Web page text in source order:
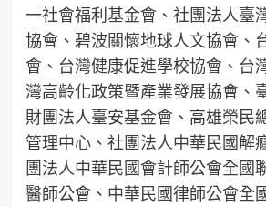
一社會福利基金會、社團法人臺
協會、碧波關懷地球人文協會、
會、台灣健康促進學校協會、台
灣高齡化政策暨產業發展協會、
財團法人臺安基金會、高雄榮民
管理中心、社團法人中華民國解
團法人中華民國會計師公會全國
醫師公會、中華民國律師公會全